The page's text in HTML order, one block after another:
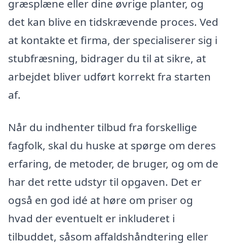
græsplæne eller dine øvrige planter, og
det kan blive en tidskrævende proces. Ved
at kontakte et firma, der specialiserer sig i
stubfræsning, bidrager du til at sikre, at
arbejdet bliver udført korrekt fra starten
af.
Når du indhenter tilbud fra forskellige
fagfolk, skal du huske at spørge om deres
erfaring, de metoder, de bruger, og om de
har det rette udstyr til opgaven. Det er
også en god idé at høre om priser og
hvad der eventuelt er inkluderet i
tilbuddet, såsom affaldshåndtering eller